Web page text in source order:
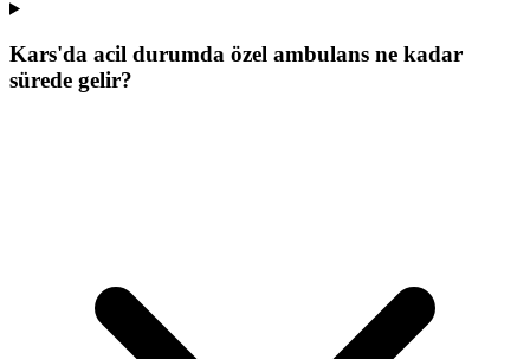
Kars'da acil durumda özel ambulans ne kadar
sürede gelir?